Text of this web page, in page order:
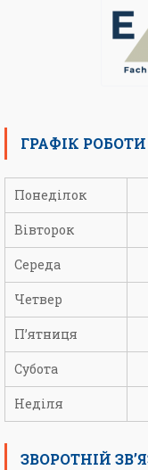
ГРАФІК РОБОТИ
Понеділок
Вівторок
Середа
Четвер
П’ятниця
Субота
Неділя
ЗВОРОТНІЙ